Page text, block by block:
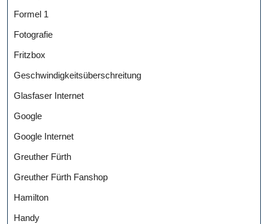
Formel 1
Fotografie
Fritzbox
Geschwindigkeitsüberschreitung
Glasfaser Internet
Google
Google Internet
Greuther Fürth
Greuther Fürth Fanshop
Hamilton
Handy